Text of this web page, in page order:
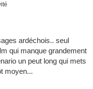
ardéchois.. seul
qui manque grandement
un peut long qui mets
moyen...